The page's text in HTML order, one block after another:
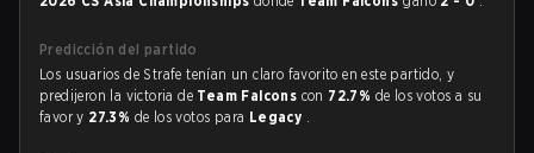
Predicción del partido
Los usuarios de Strafe tenían un claro favorito en este partido, y
predijeron la victoria de Team Falcons con 72.7% de los votos a su
favor y 27.3% de los votos para Legacy .